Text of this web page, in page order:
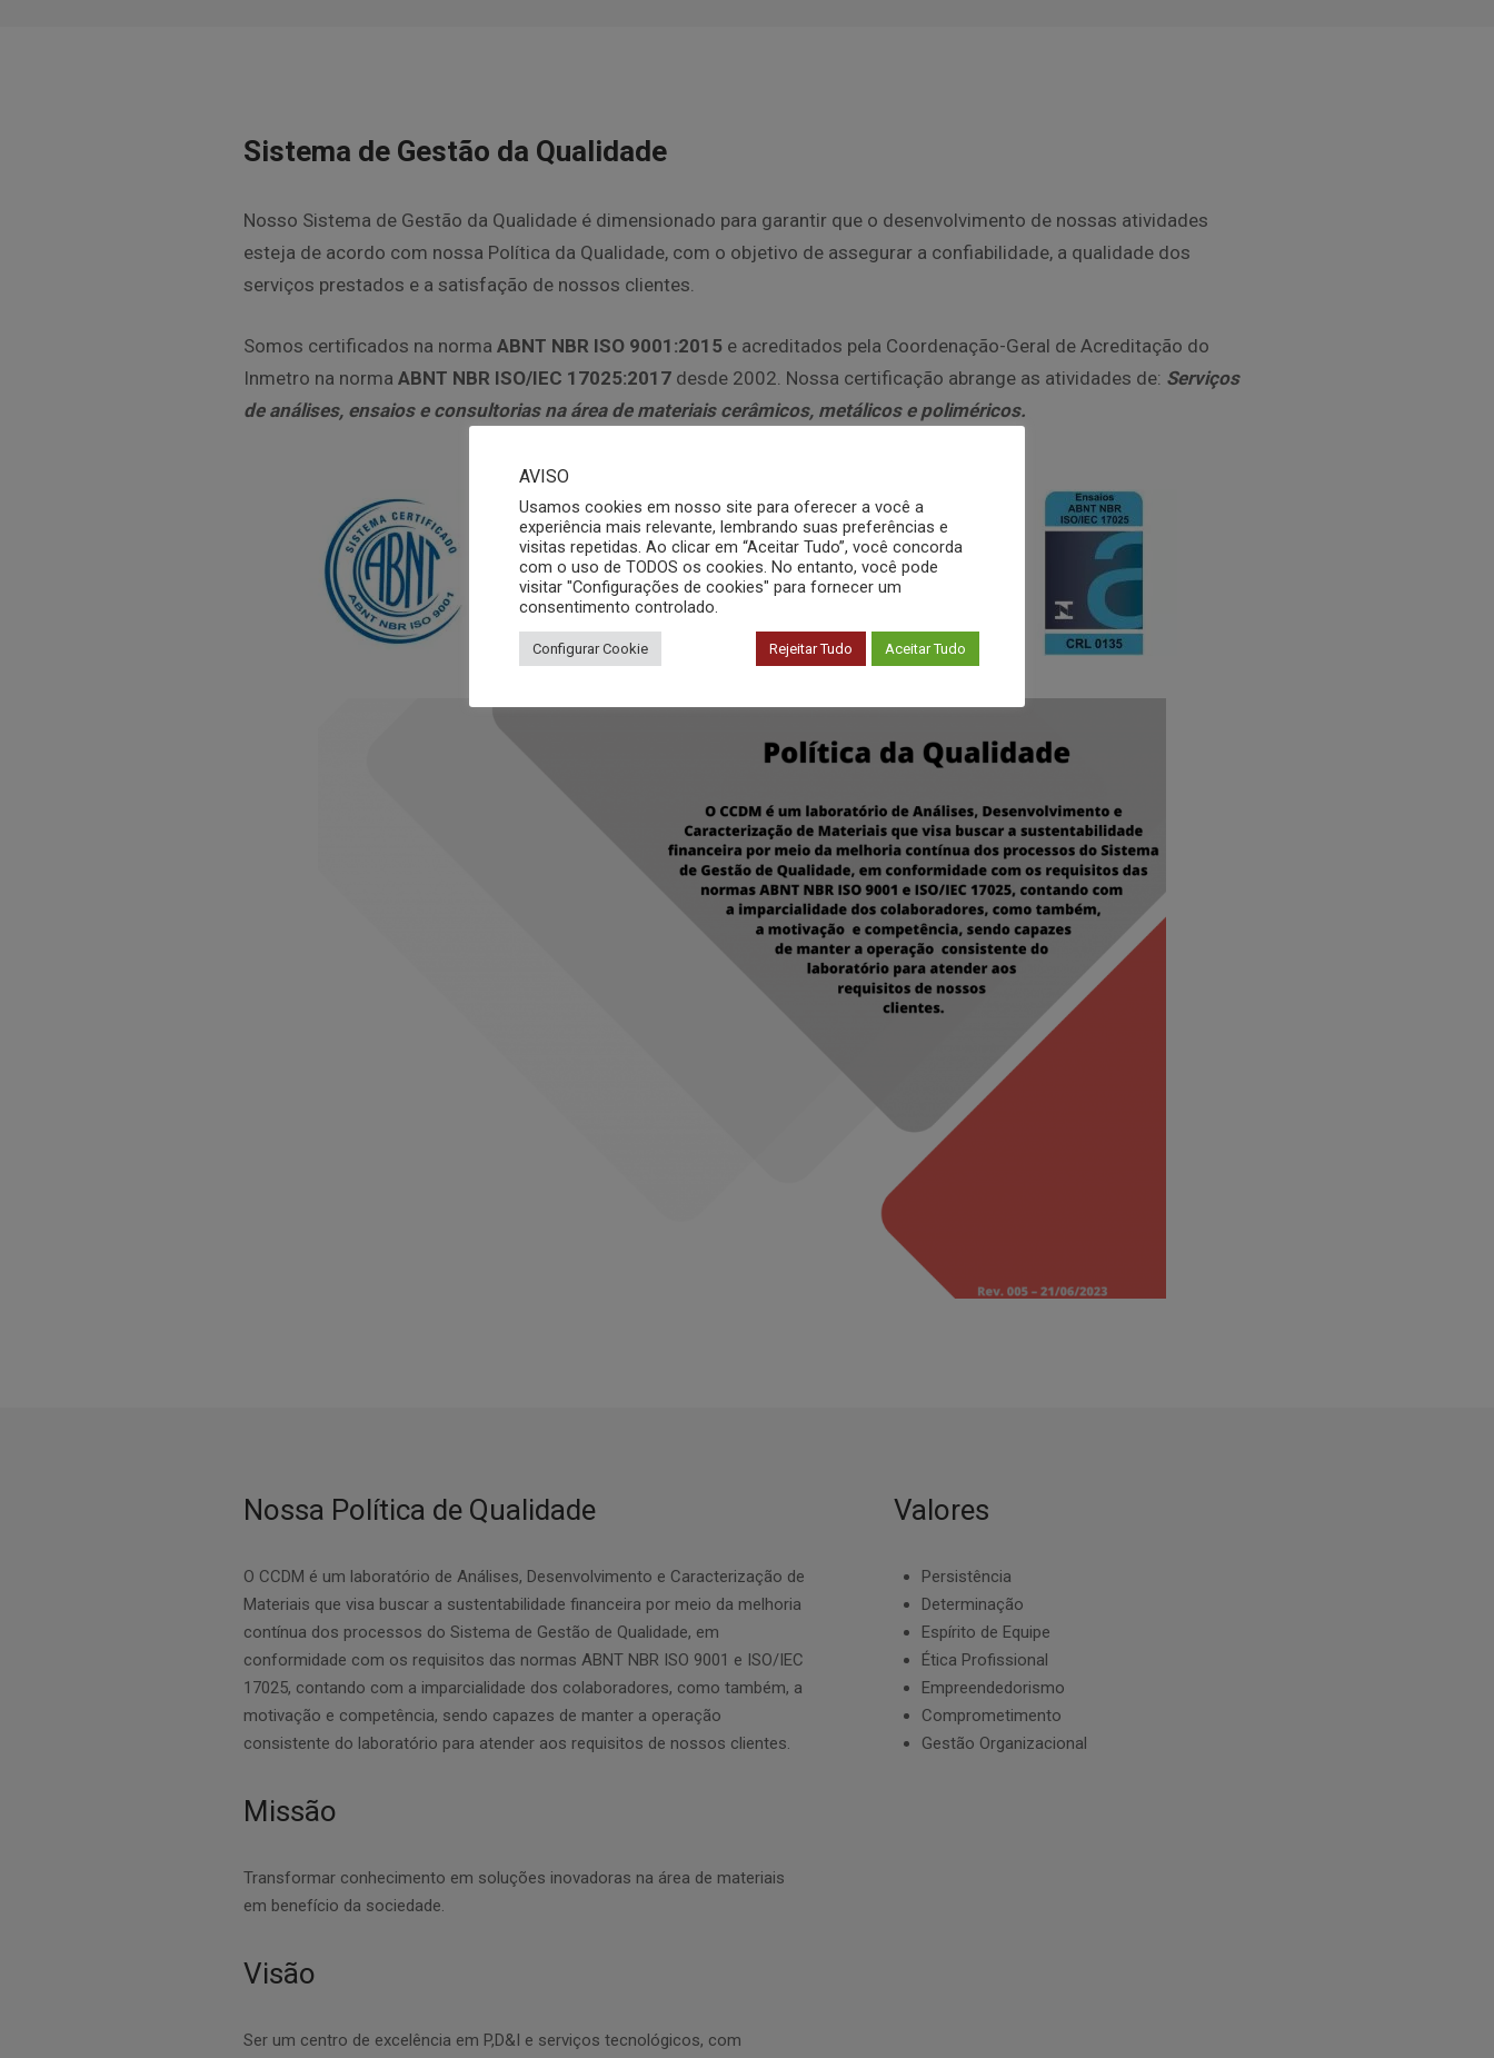
Sistema de Gestão da Qualidade
Nosso Sistema de Gestão da Qualidade é dimensionado para garantir que o desenvolvimento de nossas atividades
esteja de acordo com nossa Política da Qualidade, com o objetivo de assegurar a confiabilidade, a qualidade dos
serviços prestados e a satisfação de nossos clientes.
Somos certificados na norma ABNT NBR ISO 9001:2015 e acreditados pela Coordenação-Geral de Acreditação do
Inmetro na norma ABNT NBR ISO/IEC 17025:2017 desde 2002. Nossa certificação abrange as atividades de: Serviços
de análises, ensaios e consultorias na área de materiais cerâmicos, metálicos e poliméricos.
Nossa Política de Qualidade
O CCDM é um laboratório de Análises, Desenvolvimento e Caracterização de
Materiais que visa buscar a sustentabilidade financeira por meio da melhoria
contínua dos processos do Sistema de Gestão de Qualidade, em
conformidade com os requisitos das normas ABNT NBR ISO 9001 e ISO/IEC
17025, contando com a imparcialidade dos colaboradores, como também, a
motivação e competência, sendo capazes de manter a operação
consistente do laboratório para atender aos requisitos de nossos clientes.
Missão
Transformar conhecimento em soluções inovadoras na área de materiais
em benefício da sociedade.
Visão
Ser um centro de excelência em P,D&I e serviços tecnológicos, com
Valores
Persistência
Determinação
Espírito de Equipe
Ética Profissional
Empreendedorismo
Comprometimento
Gestão Organizacional
AVISO
Usamos cookies em nosso site para oferecer a você a
experiência mais relevante, lembrando suas preferências e
visitas repetidas. Ao clicar em “Aceitar Tudo”, você concorda
com o uso de TODOS os cookies. No entanto, você pode
visitar "Configurações de cookies" para fornecer um
consentimento controlado.
Configurar Cookie Rejeitar Tudo Aceitar Tudo